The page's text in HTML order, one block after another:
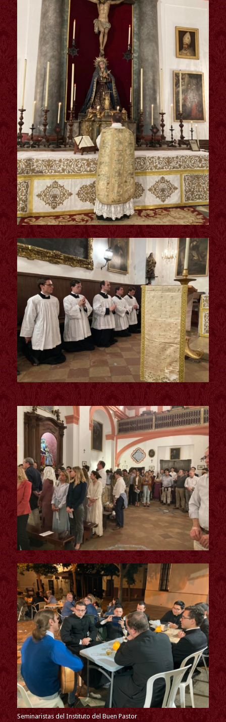
Seminaristas del Instituto del Buen Pastor